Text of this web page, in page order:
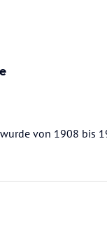
von 1908 bis